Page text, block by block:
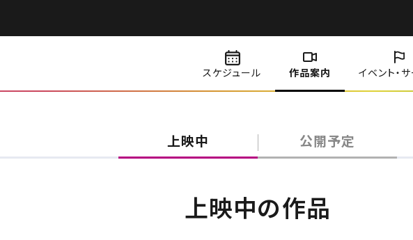
スケジュール 作品案内 イベント・
上映中 公開予定
上映中の作品